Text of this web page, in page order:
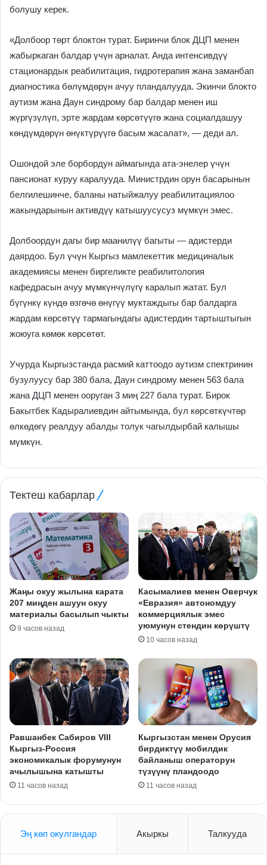
болушу керек.
«Долбоор төрт блоктон турат. Биринчи блок ДЦП менен
жабыркаган балдар үчүн арналат. Анда интенсивдүү
стационардык реабилитация, гидротерапия жана заманбап
диагностика бөлүмдөрүн ачуу пландалууда. Экинчи блокто
аутизм жана Даун синдрому бар балдар менен иш
жүргүзүлүп, эрте жардам көрсөтүүгө жана социалдашуу
көндүмдөрүн өнүктүрүүгө басым жасалат», — деди ал.
Ошондой эле борбордун аймагында ата-энелер үчүн
пансионат куруу каралууда. Министрдин орун басарынын
белгилешинче, баланы натыйжалуу реабилитациялоо
жакындарынын активдүү катышуусусуз мүмкүн эмес.
Долбоордун дагы бир маанилүү багыты — адистерди
даярдоо. Бул үчүн Кыргыз мамлекеттик медициналык
академиясы менен биргеликте реабилитология
кафедрасын ачуу мүмкүнчүлүгү каралып жатат. Бул
бүгүнкү күндө өзгөчө өнүгүү муктаждыгы бар балдарга
жардам көрсөтүү тармагындагы адистердин тартыштыгын
жоюуга көмөк көрсөтөт.
Учурда Кыргызстанда расмий каттоодо аутизм спектринин
бузулуусу бар 380 бала, Даун синдрому менен 563 бала
жана ДЦП менен ооруган 3 миң 227 бала турат. Бирок
Бакытбек Кадыралиевдин айтымында, бул көрсөткүчтөр
өлкөдөгү реалдуу абалды толук чагылдырбай калышы
мүмкүн.
Тектеш кабарлар
Жаңы окуу жылына карата
207 миңден ашуун окуу
материалы басылып чыкты
9 часов назад
Касымалиев менен Оверчук
«Евразия» автономдуу
коммерциялык эмес
уюмунун стендин көрүштү
10 часов назад
Равшанбек Сабиров VIII
Кыргыз-Россия
экономикалык форумунун
ачылышына катышты
11 часов назад
Кыргызстан менен Орусия
бирдиктүү мобилдик
байланыш операторун
түзүүнү пландоодо
11 часов назад
Эң көп окулгандар Акыркы Талкууда